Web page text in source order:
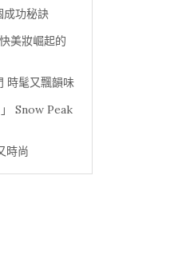
成功秘訣
美妝崛起的
時髦又飄韻味
Snow Peak
時尚